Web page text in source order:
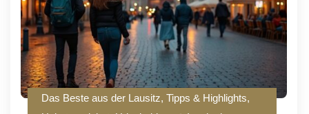
Das Beste aus der Lausitz, Tipps & Highlights,